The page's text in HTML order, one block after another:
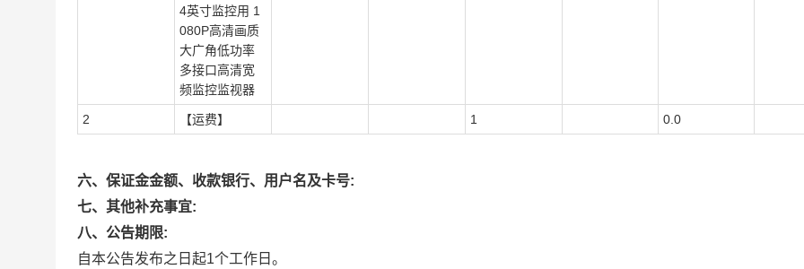
4英寸监控用 1
080P高清画质
大广角低功率
多接口高清宽
频监控监视器
2 【运费】 1 0.0
六、保证金金额、收款银行、用户名及卡号:
七、其他补充事宜:
八、公告期限:
自本公告发布之日起1个工作日。